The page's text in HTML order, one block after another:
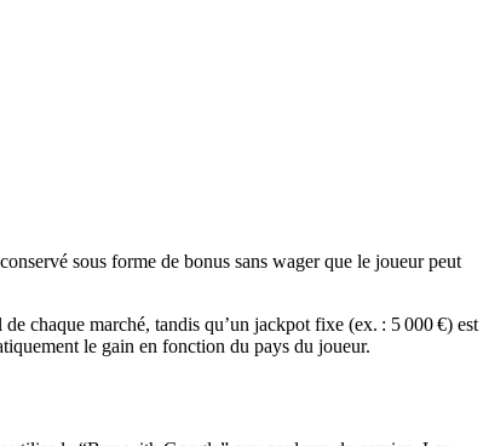
sous forme de bonus sans wager que le joueur peut
chaque marché, tandis qu’un jackpot fixe (ex. : 5 000 €) est
le gain en fonction du pays du joueur.